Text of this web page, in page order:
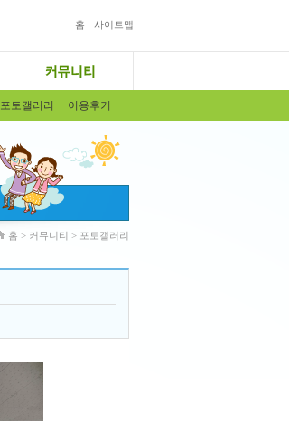
홈 사이트맵
포토갤러리 이용후기
홈 > 커뮤니티 > 포토갤러리